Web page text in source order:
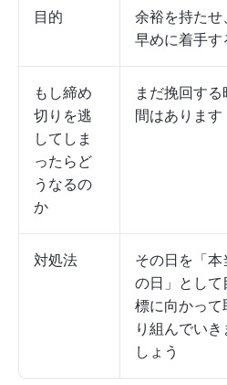
目的
余裕を持たせ、
早めに着手す
もし締め
切りを逃
してしま
ったらど
うなるの
か
まだ挽回する
間はあります
対処法
その日を「本
の日」として
標に向かって
り組んでいき
しょう